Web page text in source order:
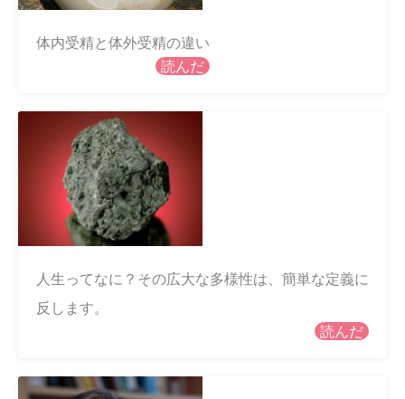
体内受精と体外受精の違い
読んだ
人生ってなに？その広大な多様性は、簡単な定義に
反します。
読んだ